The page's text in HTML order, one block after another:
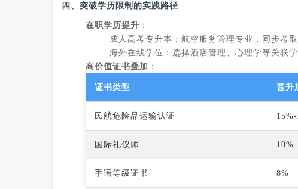
四、 突破学历限制的实践路径
在职学历提升 ：
成人高考专升本：航空服务管理专业，同步考
海外在线学位：选择酒店管理、心理学等关联
高价值证书叠加 ：
证书类型 晋升
民航危险品运输认证
国际礼仪师 10%
手语等级证书 8%